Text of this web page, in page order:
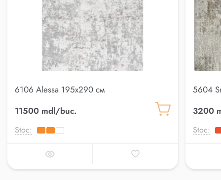
6106 Alessa 195x290 см
11500 mdl/buc.
Stoc:
5604
3200
Stoc: